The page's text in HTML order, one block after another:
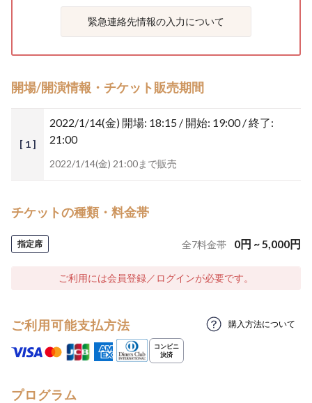
緊急連絡先情報の入力について
開場/開演情報・チケット販売期間
[ 1 ]
2022/1/14(金) 開場: 18:15 / 開始: 19:00 / 終了:
21:00
2022/1/14(金) 21:00まで販売
チケットの種類・料金帯
指定席 全7料金帯 0円 ~5,000円
ご利用には会員登録／ログインが必要です。
ご利用可能支払方法 購入方法について
プログラム